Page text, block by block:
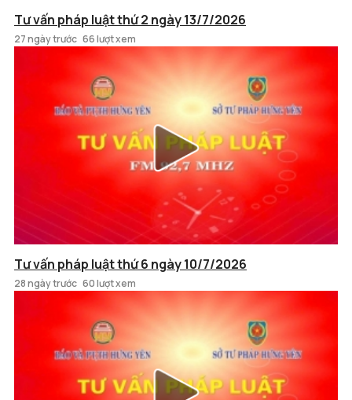
Tư vấn pháp luật thứ 2 ngày 13/7/2026
27 ngày trước 66 lượt xem
Tư vấn pháp luật thứ 6 ngày 10/7/2026
28 ngày trước 60 lượt xem